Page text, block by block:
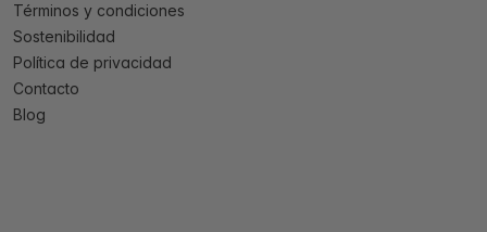
Términos y condiciones
Sostenibilidad
Política de privacidad
Contacto
Blog